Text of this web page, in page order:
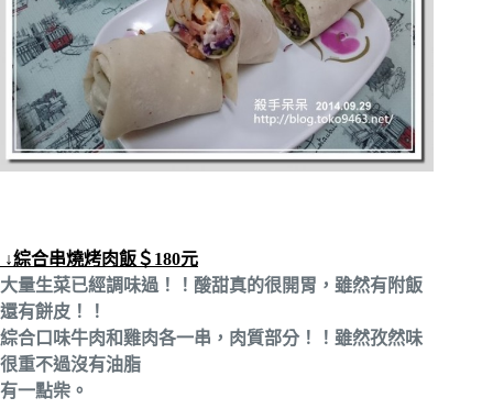
↓綜合串燒烤肉飯＄180元
大量生菜已經調味過！！酸甜真的很開胃，雖然有附飯
還有餅皮！！
綜合口味牛肉和雞肉各一串，肉質部分！！雖然孜然味
很重不過沒有油脂
有一點柴。